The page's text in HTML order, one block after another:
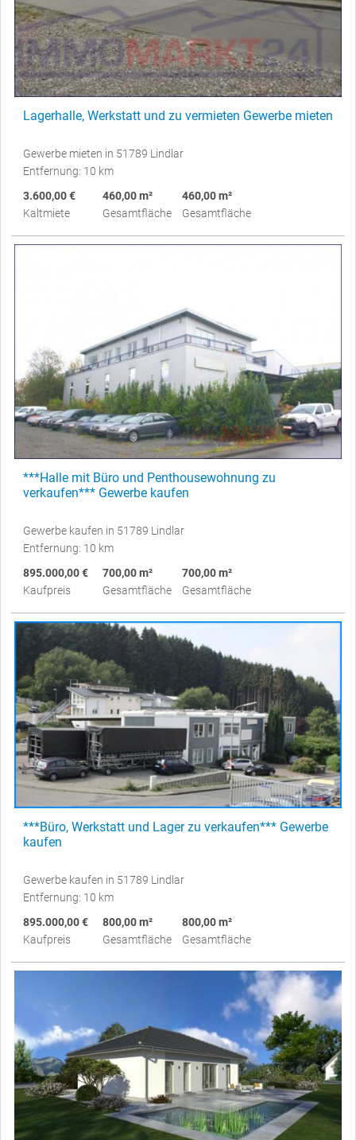
Lagerhalle, Werkstatt und zu vermieten Gewerbe mieten
Gewerbe mieten in 51789 Lindlar
Entfernung: 10 km
3.600,00 €
Kaltmiete
460,00 m²
Gesamtfläche
460,00 m²
Gesamtfläche
***Halle mit Büro und Penthousewohnung zu
verkaufen*** Gewerbe kaufen
Gewerbe kaufen in 51789 Lindlar
Entfernung: 10 km
895.000,00 €
Kaufpreis
700,00 m²
Gesamtfläche
700,00 m²
Gesamtfläche
***Büro, Werkstatt und Lager zu verkaufen*** Gewerbe
kaufen
Gewerbe kaufen in 51789 Lindlar
Entfernung: 10 km
895.000,00 €
Kaufpreis
800,00 m²
Gesamtfläche
800,00 m²
Gesamtfläche